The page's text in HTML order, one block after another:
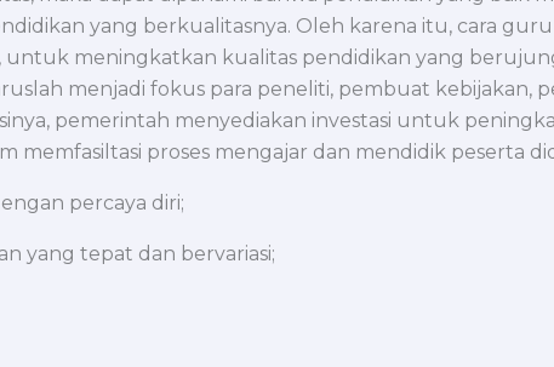
yang berkualitasnya. Oleh karena itu, cara
meningkatkan kualitas pendidikan yang
menjadi fokus para peneliti, pembuat kebijakan,
pemerintah menyediakan investasi untuk
proses mengajar dan mendidik peserta
percaya diri;
yang tepat dan bervariasi;